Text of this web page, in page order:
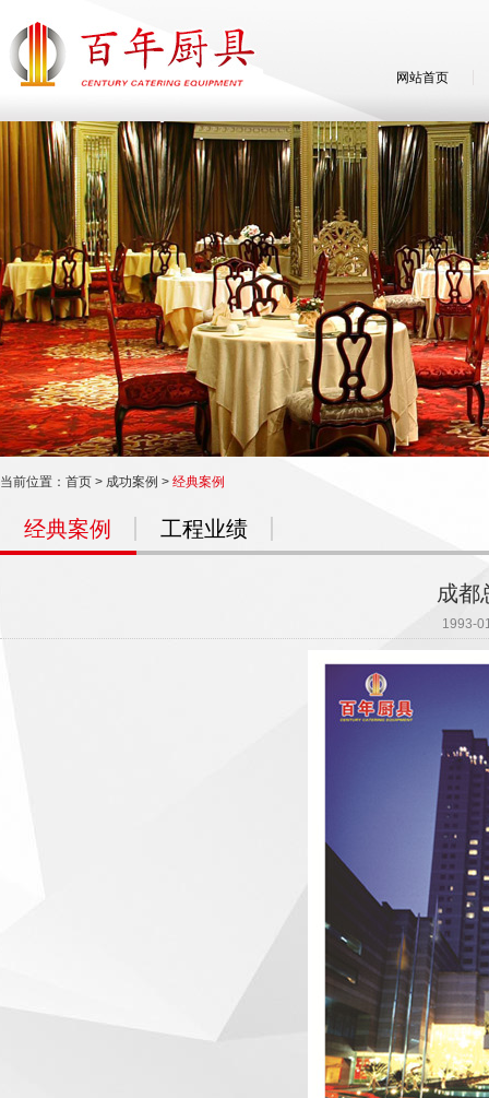
网站首页
当前位置： 首页 > 成功案例 > 经典案例
经典案例 工程业绩
成都
1993-